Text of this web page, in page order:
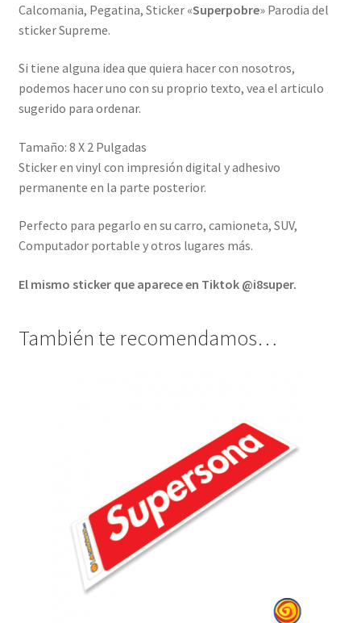
Calcomania, Pegatina, Sticker «Superpobre» Parodia del
sticker Supreme.
Si tiene alguna idea que quiera hacer con nosotros,
podemos hacer uno con su proprio texto, vea el articulo
sugerido para ordenar.
Tamaño: 8 X 2 Pulgadas
Sticker en vinyl con impresión digital y adhesivo
permanente en la parte posterior.
Perfecto para pegarlo en su carro, camioneta, SUV,
Computador portable y otros lugares más.
El mismo sticker que aparece en Tiktok @i8super.
También te recomendamos…